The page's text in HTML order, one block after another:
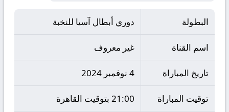
البطولة دوري أبطال آسيا للنخبة
اسم القناة غير معروف
تاريخ المباراة 4 نوفمبر 2024
توقيت المباراة 21:00 بتوقيت القاهرة